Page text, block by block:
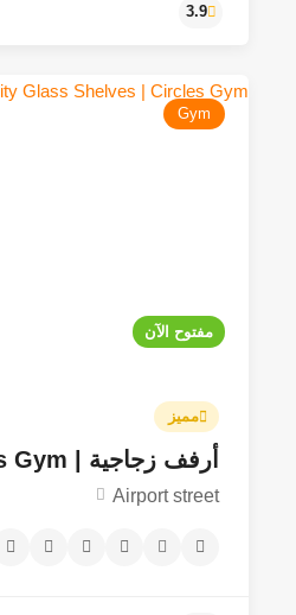
مفتوح الآن
Gym
مميز
أرفف زجاجية | Circles Gym
Airport street